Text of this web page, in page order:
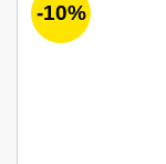
-10%